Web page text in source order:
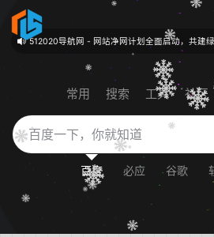
512020导航网 - 网站净网计划全面启动，共建绿
常用 搜索 工具 社区
百度 必应 谷歌